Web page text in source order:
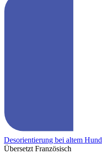
Desorientierung bei altem Hund
Übersetzt Französisch